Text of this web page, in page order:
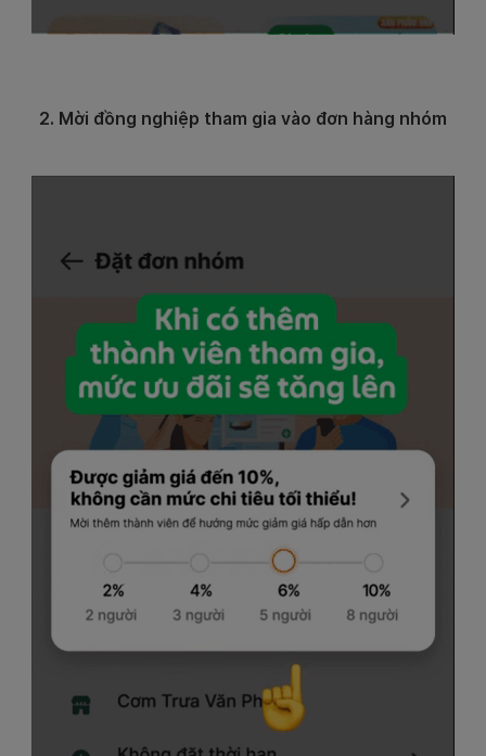
2. Mời đồng nghiệp tham gia vào đơn hàng nhóm